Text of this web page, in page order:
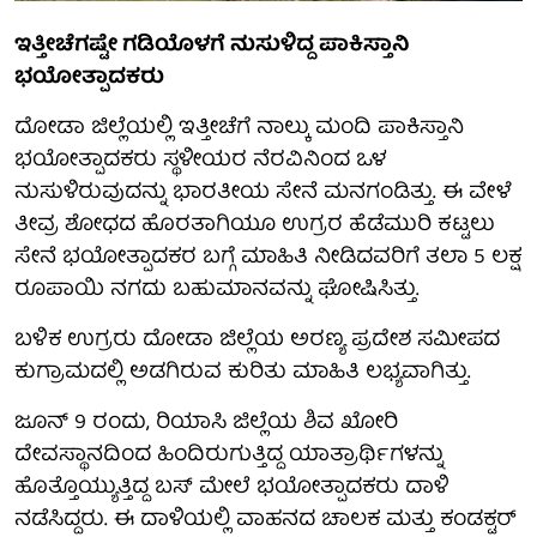
ಇತ್ತೀಚೆಗಷ್ಟೇ ಗಡಿಯೊಳಗೆ ನುಸುಳಿದ್ದ ಪಾಕಿಸ್ತಾನಿ
ಭಯೋತ್ಪಾದಕರು
ದೋಡಾ ಜಿಲ್ಲೆಯಲ್ಲಿ ಇತ್ತೀಚೆಗೆ ನಾಲ್ಕು ಮಂದಿ ಪಾಕಿಸ್ತಾನಿ
ಭಯೋತ್ಪಾದಕರು ಸ್ಥಳೀಯರ ನೆರವಿನಿಂದ ಒಳ
ನುಸುಳಿರುವುದನ್ನು ಭಾರತೀಯ ಸೇನೆ ಮನಗಂಡಿತ್ತು. ಈ ವೇಳೆ
ತೀವ್ರ ಶೋಧದ ಹೊರತಾಗಿಯೂ ಉಗ್ರರ ಹೆಡೆಮುರಿ ಕಟ್ಟಲು
ಸೇನೆ ಭಯೋತ್ಪಾದಕರ ಬಗ್ಗೆ ಮಾಹಿತಿ ನೀಡಿದವರಿಗೆ ತಲಾ 5 ಲಕ್ಷ
ರೂಪಾಯಿ ನಗದು ಬಹುಮಾನವನ್ನು ಘೋಷಿಸಿತ್ತು.
ಬಳಿಕ ಉಗ್ರರು ದೋಡಾ ಜಿಲ್ಲೆಯ ಅರಣ್ಯ ಪ್ರದೇಶ ಸಮೀಪದ
ಕುಗ್ರಾಮದಲ್ಲಿ ಅಡಗಿರುವ ಕುರಿತು ಮಾಹಿತಿ ಲಭ್ಯವಾಗಿತ್ತು.
ಜೂನ್ 9 ರಂದು, ರಿಯಾಸಿ ಜಿಲ್ಲೆಯ ಶಿವ ಖೋರಿ
ದೇವಸ್ಥಾನದಿಂದ ಹಿಂದಿರುಗುತ್ತಿದ್ದ ಯಾತ್ರಾರ್ಥಿಗಳನ್ನು
ಹೊತ್ತೊಯ್ಯುತ್ತಿದ್ದ ಬಸ್‌ ಮೇಲೆ ಭಯೋತ್ಪಾದಕರು ದಾಳಿ
ನಡೆಸಿದ್ದರು. ಈ ದಾಳಿಯಲ್ಲಿ ವಾಹನದ ಚಾಲಕ ಮತ್ತು ಕಂಡಕ್ಟರ್